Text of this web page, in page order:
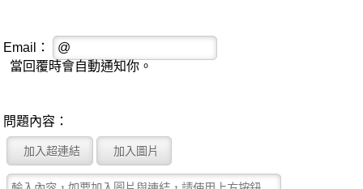
Email：
當回覆時會自動通知你。
問題內容：